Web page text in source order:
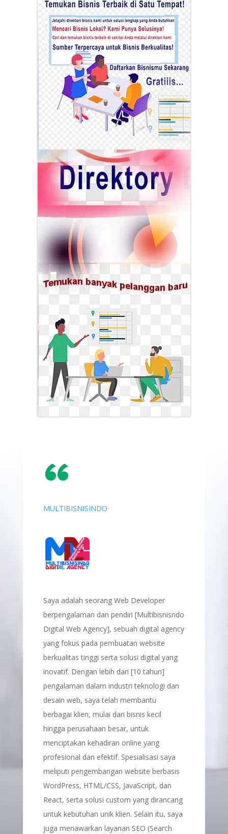
“
MULTIBISNISINDO
Saya adalah seorang Web Developer
berpengalaman dan pendiri [Multibisnisndo
Digital Web Agency], sebuah digital agency
yang fokus pada pembuatan website
berkualitas tinggi serta solusi digital yang
inovatif. Dengan lebih dari [10 tahun]
pengalaman dalam industri teknologi dan
desain web, saya telah membantu
berbagai klien, mulai dari bisnis kecil
hingga perusahaan besar, untuk
menciptakan kehadiran online yang
profesional dan efektif. Spesialisasi saya
meliputi pengembangan website berbasis
WordPress, HTML/CSS, JavaScript, dan
React, serta solusi custom yang dirancang
untuk kebutuhan unik klien. Selain itu, saya
juga menawarkan layanan SEO (Search